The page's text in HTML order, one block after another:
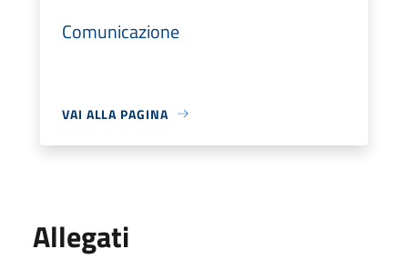
Comunicazione
VAI ALLA PAGINA
Allegati